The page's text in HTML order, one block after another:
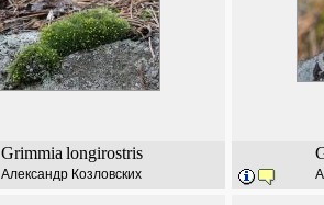
Grimmia longirostris
Александр Козловских